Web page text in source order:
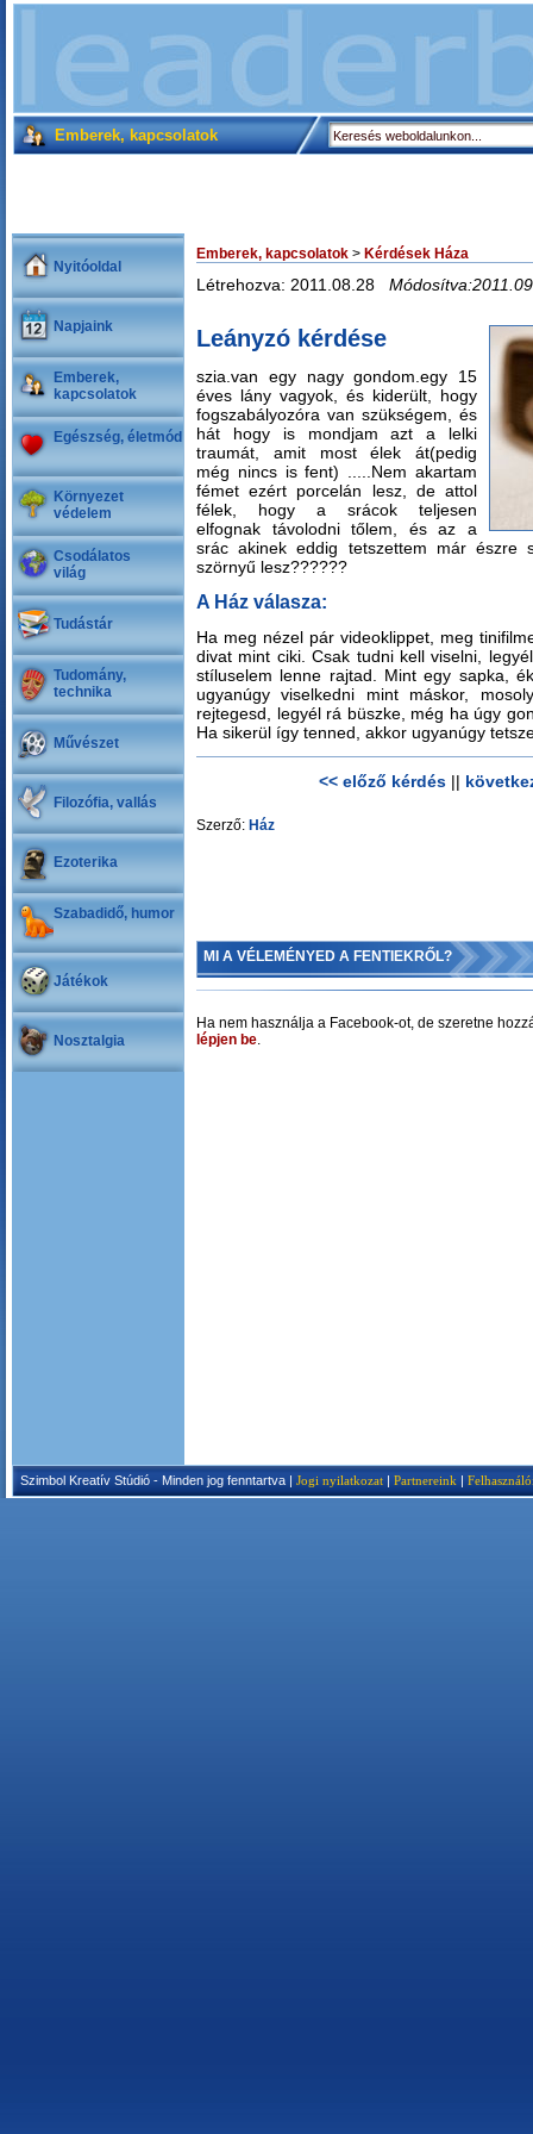
Emberek, kapcsolatok
Nyitóoldal
Napjaink
Emberek,
kapcsolatok
Egészség, életmód
Környezet
védelem
Csodálatos
világ
Tudástár
Tudomány,
technika
Művészet
Filozófia, vallás
Ezoterika
Szabadidő, humor
Játékok
Nosztalgia
Emberek, kapcsolatok > Kérdések Háza
Létrehozva: 2011.08.28
Leányzó kérdése
szia.van egy nagy gondom.egy 15
éves lány vagyok, és kiderült, hogy
fogszabályozóra van szükségem, és
hát hogy is mondjam azt a lelki
traumát, amit most élek át(pedig
még nincs is fent) .....Nem akartam
fémet ezért porcelán lesz, de attol
félek, hogy a srácok teljesen
elfognak távolodni tőlem, és az a
srác akinek eddig tetszettem már észre
szörnyű lesz??????
A Ház válasza:
Ha meg nézel pár videoklippet, meg
divat mint ciki. Csak tudni kell viselni,
stíluselem lenne rajtad. Mint egy sapka,
ugyanúgy viselkedni mint máskor,
rejtegesd, legyél rá büszke, még ha úgy
Ha sikerül így tenned, akkor ugyanúgy
<< előző kérdés||
Szerző: Ház
MI A VÉLEMÉNYED A FENTIEKRŐL?
Ha nem használja a Facebook-ot, de szeretne
lépjen be.
Szimbol Kreatív Stúdió - Minden jog fenntartva | Jogi nyilatkozat | Partnereink |